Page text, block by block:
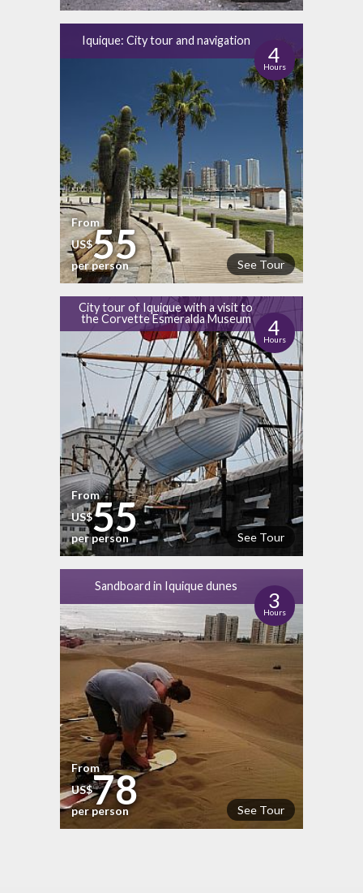
Iquique: City tour and navigation
4
Hours
See Tour
From
US$55
per person
City tour of Iquique with a visit to
the Corvette Esmeralda Museum
4
Hours
See Tour
From
US$55
per person
Sandboard in Iquique dunes
3
Hours
See Tour
From
US$78
per person